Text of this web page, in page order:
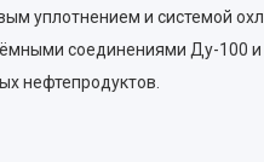
уплотнением и системой
соединениями Ду-100 и
нефтепродуктов.